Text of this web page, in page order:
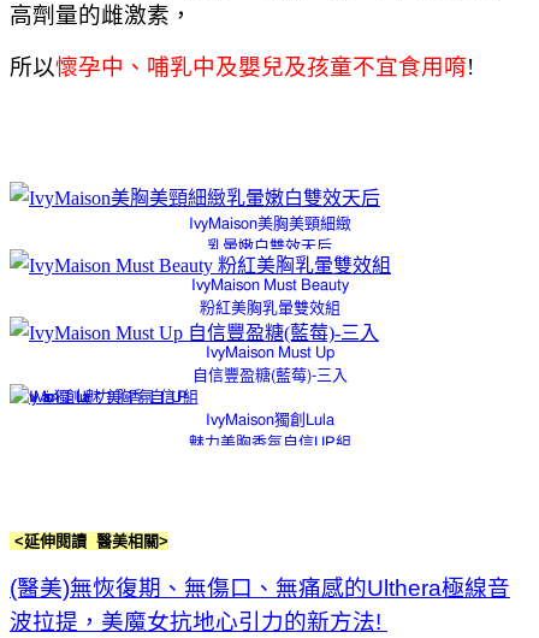
高劑量的雌激素，
所以懷孕中、哺乳中及嬰兒及孩童不宜食用唷!
IvyMaison美胸美頸細緻
乳暈嫩白雙效天后
IvyMaison Must Beauty
粉紅美胸乳暈雙效組
IvyMaison Must Up
自信豐盈糖(藍莓)-三入
IvyMaison獨創Lula
魅力美胸香氛自信UP組
<延伸閱讀 醫美相關>
(醫美)無恢復期、無傷口、無痛感的Ulthera極線音
波拉提，美魔女抗地心引力的新方法!